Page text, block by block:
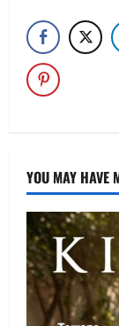
YOU MAY HAVE